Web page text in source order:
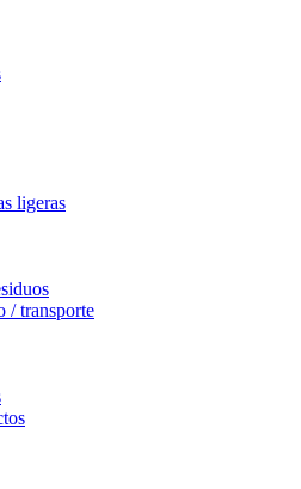
ligeras
/ transporte